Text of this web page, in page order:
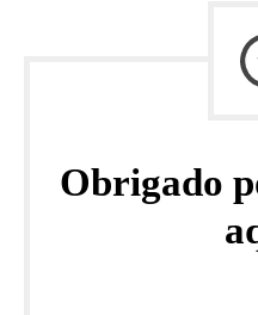
Obrigado